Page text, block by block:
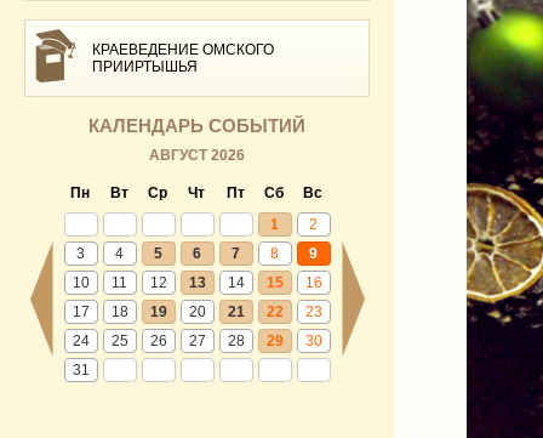
КРАЕВЕДЕНИЕ ОМСКОГО
ПРИИРТЫШЬЯ
КАЛЕНДАРЬ СОБЫТИЙ
АВГУСТ 2026
Пн Вт Ср Чт Пт Сб
Вс
1
2
3
4 5 6 7 8
9
10
11 12 13 14 15
16
17
18 19 20 21 22
23
24
25 26 27 28 29
30
31